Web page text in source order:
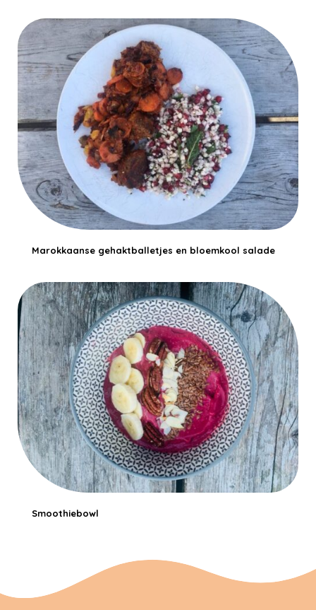
Marokkaanse gehaktballetjes en bloemkool salade
Smoothiebowl